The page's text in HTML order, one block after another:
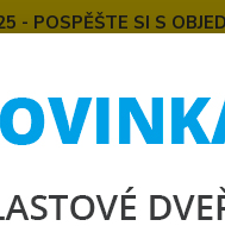
- POSPĚŠTE SI S
KONTAKT O NÁS